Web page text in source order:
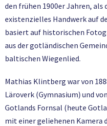
den frühen 1900er Jahren, als
existenzielles Handwerk auf
basiert auf historischen
aus der gotländischen
baltischen Wiegenlied.
Mathias Klintberg war von
Läroverk (Gymnasium) und
Gotlands Fornsal (heute
mit einer geliehenen Kamera